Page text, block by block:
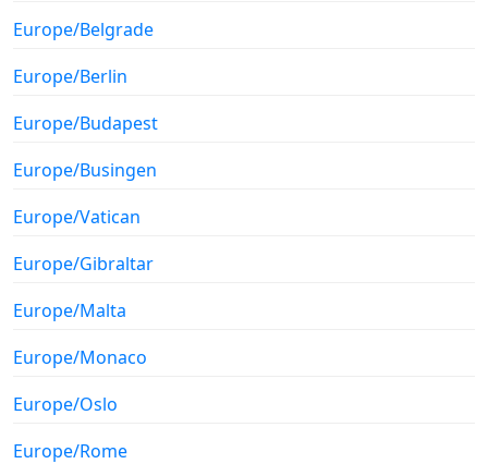
Europe/Belgrade
Europe/Berlin
Europe/Budapest
Europe/Busingen
Europe/Vatican
Europe/Gibraltar
Europe/Malta
Europe/Monaco
Europe/Oslo
Europe/Rome